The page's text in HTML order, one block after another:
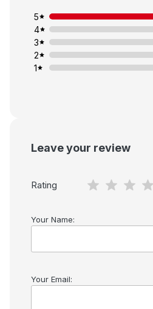
1
2
3
4
5
Leave your review
Rating
Your Name:
Your Email: